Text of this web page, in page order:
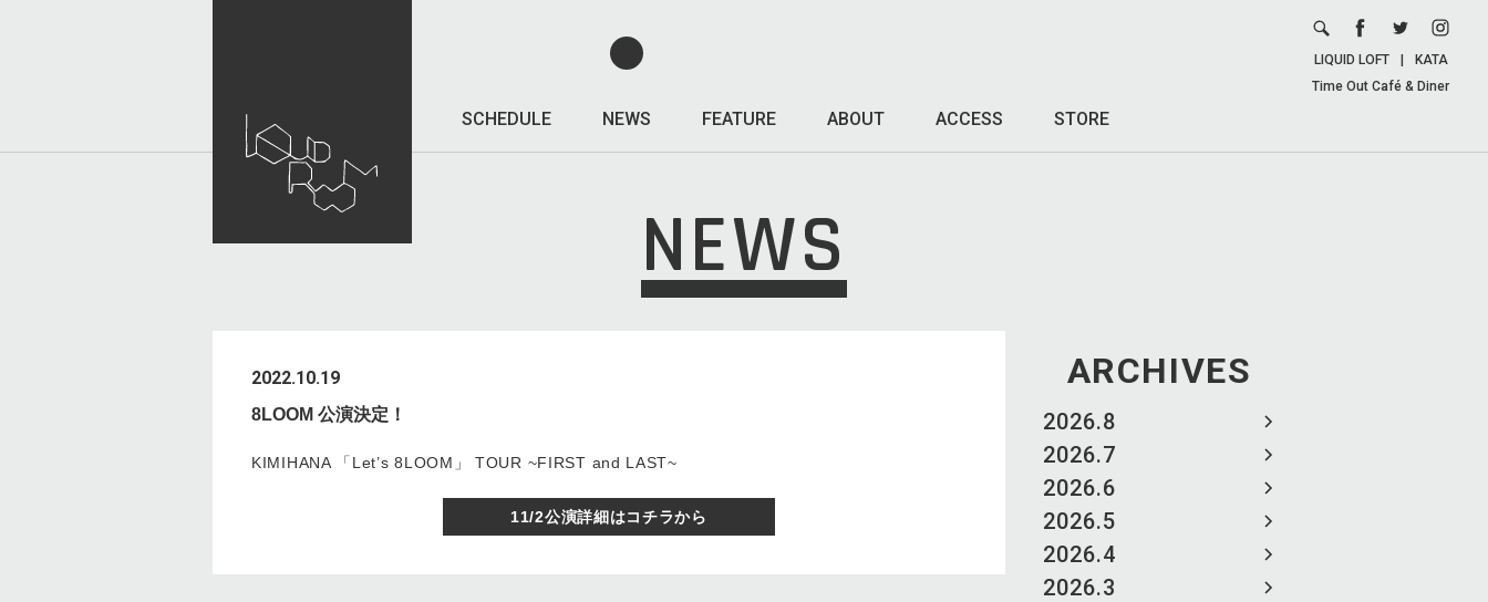
SCHEDULE NEWS FEATURE ABOUT ACCESS STORE
LIQUID LOFT
KATA
Time Out Café & Diner
NEWS
ARCHIVES
2026.8
2026.7
2026.6
2026.5
2026.4
2026.3
2022.10.19
8LOOM 公演決定！
KIMIHANA 「Let’s 8LOOM」 TOUR ~FIRST and LAST~
11/2公演詳細はコチラから